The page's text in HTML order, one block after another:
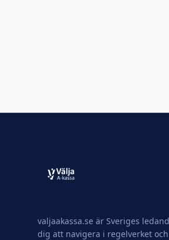
valjaakassa.se är Sveriges
dig att navigera i regelverket